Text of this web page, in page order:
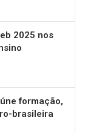
2025 nos
formação,
brasileira